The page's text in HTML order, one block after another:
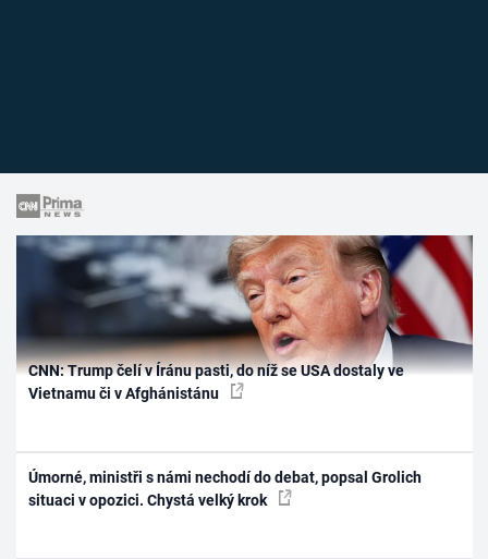
CNN: Trump čelí v Íránu pasti, do níž se USA dostaly ve
Vietnamu či v Afghánistánu
Úmorné, ministři s námi nechodí do debat, popsal Grolich
situaci v opozici. Chystá velký krok